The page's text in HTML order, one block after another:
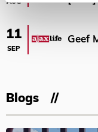
AUG
11
SEP
Geef
Blogs